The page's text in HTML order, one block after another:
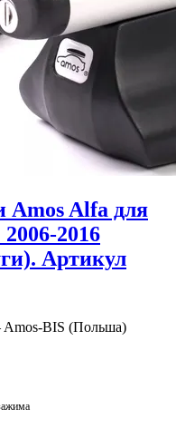
Amos Alfa для
2016
Артикул
BIS (Польша)